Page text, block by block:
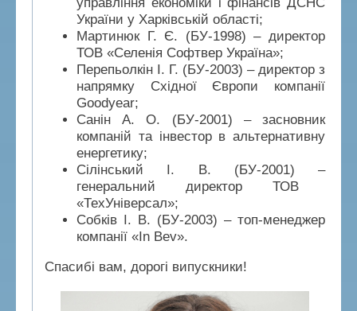
України у Харківській області;
Мартинюк Г. Є. (БУ-1998)–директор
ТОВ «Селенія Софтвер Україна»;
Перепьолкін І. Г. (БУ-2003) – директор з
напрямку Східної Європи компанії
Goodyear;
Санін А. О. (БУ-2001) – засновник
компаній та інвестор в альтернативну
енергетику;
Сілінський І. В. (БУ-2001) –
генеральний директор ТОВ
«ТехУніверсал»;
Собків І. В. (БУ-2003) –топ-менеджер
компанії «In Bev».
Спасибі вам, дорогі випускники!